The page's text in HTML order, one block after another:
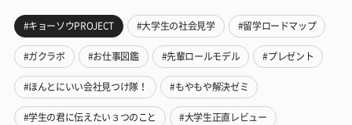
#キョーソウPROJECT #大学生の社会見学 #留学ロードマップ
#ガクラボ #お仕事図鑑 #先輩ロールモデル #プレゼント
#ほんとにいい会社見つけ隊！ #もやもや解決ゼミ
#学生の君に伝えたい３つのこと #大学生正直レビュー